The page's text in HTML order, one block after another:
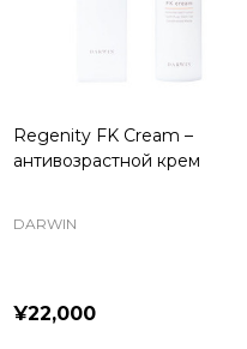
Regenity FK Cream –
антивозрастной крем
DARWIN
¥22,000